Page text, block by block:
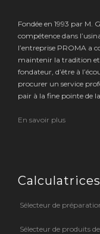
Fondée en 1993 par M.
compétence dans
l’entreprise PROMA a
maintenir la tradition et
fondateur, d’être à
procurer un service
pair à la fine pointe de
En savoir plus
Sélecteur de
Sélecteur de produits